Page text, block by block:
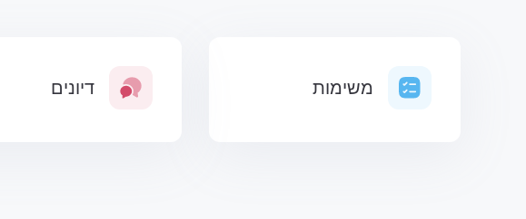
משימות דיונים